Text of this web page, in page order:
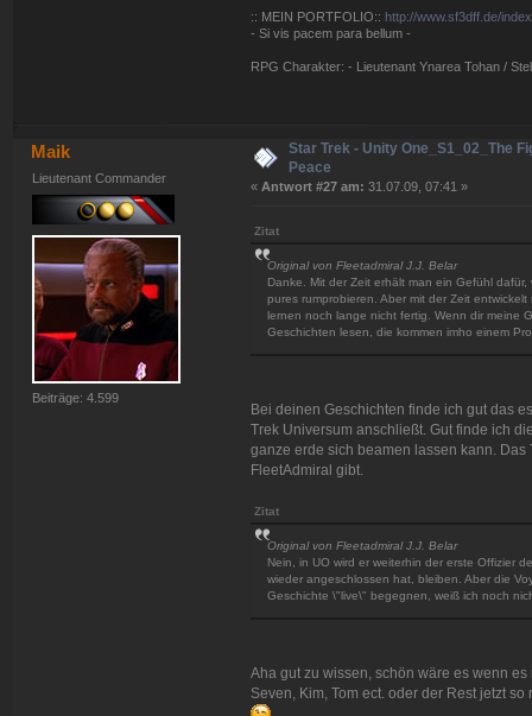
:: MEIN PORTFOLIO:: http://www.sf3dff.de/
- Si vis pacem para bellum -
RPG Charakter: - Lieutenant Ynarea Tohan /
Maik
Lieutenant Commander
Beiträge: 4.599
Star Trek - Unity One_S1_02_The
Peace
« Antwort #27 am: 31.07.09, 07:41 »
Zitat
Original von Fleetadmiral J.J. Belar
Danke. Mit der Zeit erhält man ein Gefühl
pures rumprobieren. Aber mit der Zeit
lernen noch lange nicht fertig. Wenn dir meine
Geschichten lesen, die kommen imho einem
Bei deinen Geschichten finde ich gut das
Trek Universum anschließt. Gut finde ich
ganze erde sich beamen lassen kann.
FleetAdmiral gibt.
Zitat
Original von Fleetadmiral J.J. Belar
Nein, in UO wird er weiterhin der erste Offizier
wieder angeschlossen hat, bleiben. Aber die
Geschichte \"live\" begegnen, weiß ich noch
Aha gut zu wissen, schön wäre es wenn
Seven, Kim, Tom ect. oder der Rest jetzt